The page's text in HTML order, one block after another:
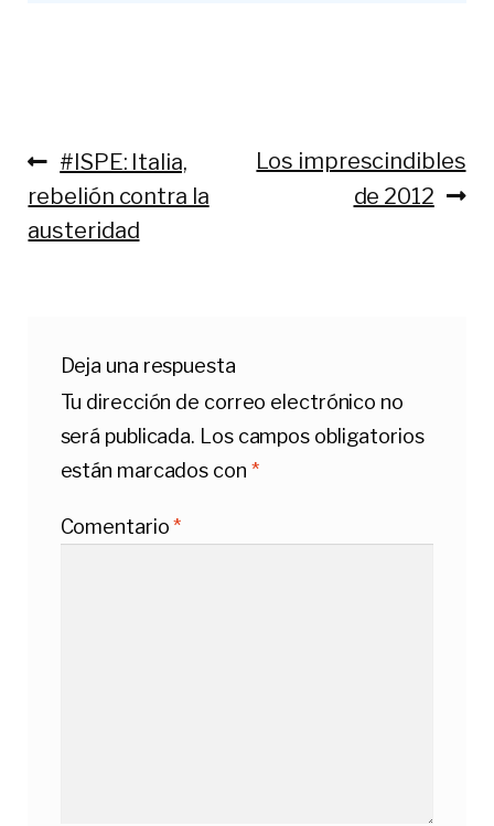
Navegación
de
entradas
Anterior:
#ISPE: Italia,
rebelión contra la
austeridad
Siguiente:
Los imprescindibles
de 2012
Deja una respuesta
Tu dirección de correo electrónico no
será publicada. Los campos obligatorios
están marcados con *
Comentario*